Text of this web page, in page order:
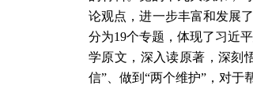
论观点，进一步丰富和发展
分为19个专题，体现了习近
学原文，深入读原著，深刻
信”、做到“两个维护”，对于